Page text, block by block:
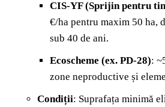
CIS-YF (Sprijin pentru
€/ha pentru maxim 50 ha,
sub 40 de ani.
Ecoscheme (ex. PD-28):
zone neproductive și
Condiții: Suprafața minimă